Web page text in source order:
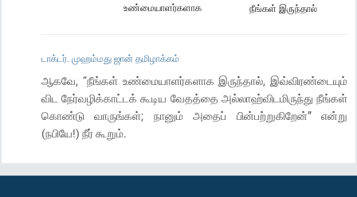
நீங்கள் இருந்தால்
உண்மையாளர்களாக
டாக்டர். முஹம்மது ஜான் தமிழாக்கம்
ஆகவே, “நீங்கள் உண்மையாளர்களாக இருந்தால், இவ்விரண்டையும்
விட நேர்வழிக்காட்டக் கூடிய வேதத்தை அல்லாஹ்விடமிருந்து நீங்கள்
கொண்டு வாருங்கள்; நானும் அதைப் பின்பற்றுகிறேன்” என்று
(நபியே!) நீர் கூறும்.